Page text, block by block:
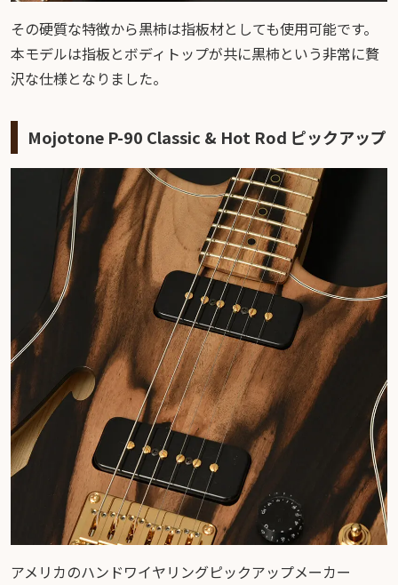
その硬質な特徴から黒柿は指板材としても使用可能です。
本モデルは指板とボディトップが共に黒柿という非常に贅
沢な仕様となりました。
Mojotone P-90 Classic & Hot Rod ピックアップ
アメリカのハンドワイヤリングピックアップメーカー